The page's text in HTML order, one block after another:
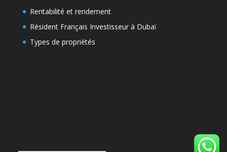
Rentabilité et rendement
Résident Français Investisseur à Dubaï
Types de propriétés